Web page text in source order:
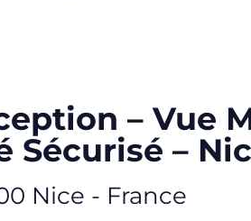
– Vue
Sécurisé –
Nice - France